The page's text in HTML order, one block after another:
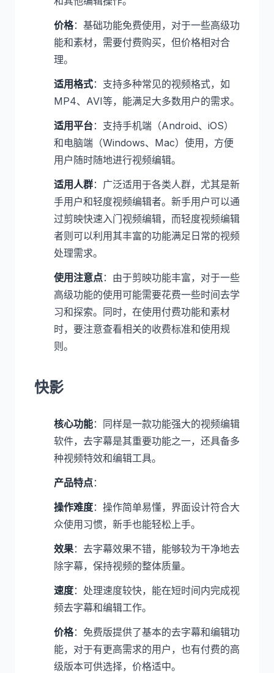
价格：基础功能免费使用，对于一些高级功
能和素材，需要付费购买，但价格相对合
理。
适用格式：支持多种常见的视频格式，如
MP4、AVI等，能满足大多数用户的需求。
适用平台：支持手机端（Android、iOS）
和电脑端（Windows、Mac）使用，方便
用户随时随地进行视频编辑。
适用人群：广泛适用于各类人群，尤其是新
手用户和轻度视频编辑者。新手用户可以通
过剪映快速入门视频编辑，而轻度视频编辑
者则可以利用其丰富的功能满足日常的视频
处理需求。
使用注意点：由于剪映功能丰富，对于一些
高级功能的使用可能需要花费一些时间去学
习和探索。同时，在使用付费功能和素材
时，要注意查看相关的收费标准和使用规
则。
快影
核心功能：同样是一款功能强大的视频编辑
软件，去字幕是其重要功能之一，还具备多
种视频特效和编辑工具。
产品特点：
操作难度：操作简单易懂，界面设计符合大
众使用习惯，新手也能轻松上手。
效果：去字幕效果不错，能够较为干净地去
除字幕，保持视频的整体质量。
速度：处理速度较快，能在短时间内完成视
频去字幕和编辑工作。
价格：免费版提供了基本的去字幕和编辑功
能，对于有更高需求的用户，也有付费的高
级版本可供选择，价格适中。